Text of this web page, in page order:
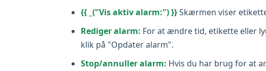
{{ _("Vis aktiv alarm:") }}Skærmen viser
Rediger alarm: For at ændre tid, etikette eller
klik på "Opdater alarm".
Stop/annuller alarm: Hvis du har brug for at